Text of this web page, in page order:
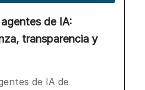
de IA:
transparencia y
de IA de